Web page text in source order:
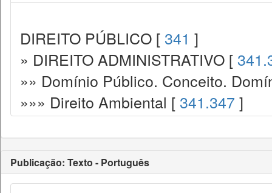
DIREITO PÚBLICO [ 341 ]
» DIREITO ADMINISTRATIVO [
»» Domínio Público. Conceito.
»»» Direito Ambiental [ 341.347 ]
Publicação: Texto - Português